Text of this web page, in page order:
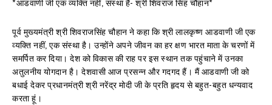
पूर्व मुख्यमंत्री श्री शिवराजसिंह चौहान ने कहा कि श्री लालकृष्ण आडवाणी जी एक
व्यक्ति नहीं, एक संस्था है। उन्होंने अपने जीवन का हर क्षण भारत माता के चरणों में
समर्पित कर दिया। देश को विकास की राह पर इस स्थान तक पहुंचाने में उनका
अतुलनीय योगदान है। देशवासी आज प्रसन्न और गदगद हैं। मैं आडवाणी जी को
बधाई देकर प्रधानमंत्री श्री नरेंद्र मोदी जी के प्रति हृदय से बहुत-बहुत धन्यवाद
करता हूं।